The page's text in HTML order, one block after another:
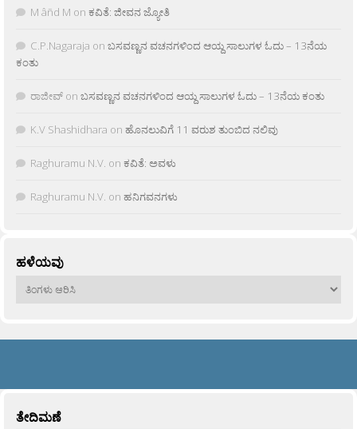
M âñd M on ಕವಿತೆ: ಜೀವನ ಜ್ಯೋತಿ
C.P.Nagaraja on ಬಸವಣ್ಣನ ವಚನಗಳಿಂದ ಆಯ್ದ ಸಾಲುಗಳ ಓದು – 13ನೆಯ
ಕಂತು
ರಾಜೀವ್ on ಬಸವಣ್ಣನ ವಚನಗಳಿಂದ ಆಯ್ದ ಸಾಲುಗಳ ಓದು – 13ನೆಯ ಕಂತು
K.V Shashidhara on ಹೊನಲುವಿಗೆ 11 ವರುಶ ತುಂಬಿದ ನಲಿವು
Raghuramu N.V. on ಕವಿತೆ: ಅವಳು
Raghuramu N.V. on ಹನಿಗವನಗಳು
ಹಳೆಯವು
ಹಳೆಯವು
ತೇದಿಮಣೆ